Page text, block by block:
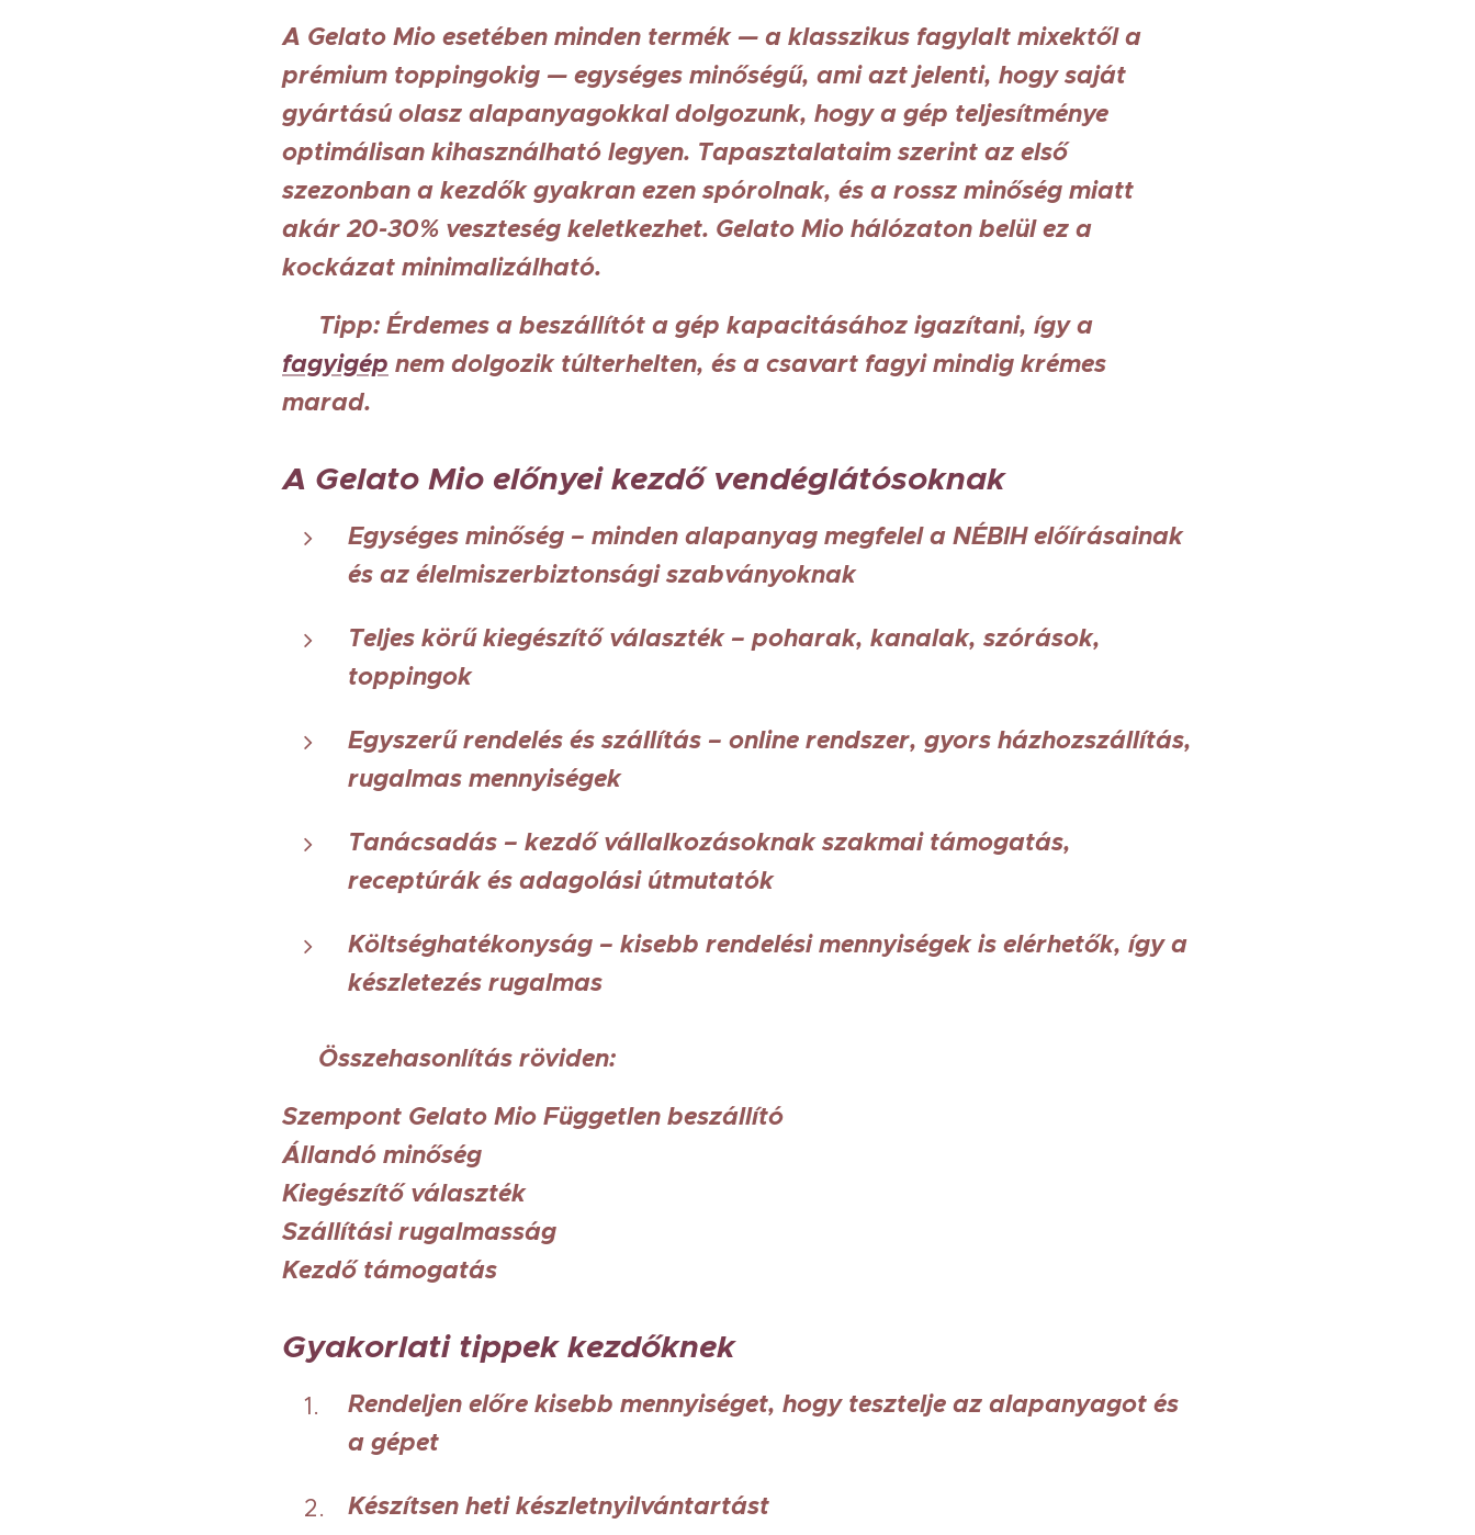
A Gelato Mio esetében minden termék — a klasszikus fagylalt mixektől a
prémium toppingokig — egységes minőségű, ami azt jelenti, hogy saját
gyártású olasz alapanyagokkal dolgozunk, hogy a gép teljesítménye
optimálisan kihasználható legyen. Tapasztalataim szerint az első
szezonban a kezdők gyakran ezen spórolnak, és a rossz minőség miatt
akár 20-30% veszteség keletkezhet. Gelato Mio hálózaton belül ez a
kockázat minimalizálható.
💡 Tipp: Érdemes a beszállítót a gép kapacitásához igazítani, így a
fagyigép nem dolgozik túlterhelten, és a csavart fagyi mindig krémes
marad.
A Gelato Mio előnyei kezdő vendéglátósoknak
Egységes minőség – minden alapanyag megfelel a NÉBIH előírásainak
és az élelmiszerbiztonsági szabványoknak
Teljes körű kiegészítő választék – poharak, kanalak, szórások,
toppingok
Egyszerű rendelés és szállítás – online rendszer, gyors házhozszállítás,
rugalmas mennyiségek
Tanácsadás – kezdő vállalkozásoknak szakmai támogatás,
receptúrák és adagolási útmutatók
Költséghatékonyság – kisebb rendelési mennyiségek is elérhetők, így a
készletezés rugalmas
📊 Összehasonlítás röviden:
Szempont Gelato Mio Független beszállító
Állandó minőség ✅
Kiegészítő választék ✅
Szállítási rugalmasság ✅
Kezdő támogatás ✅
Gyakorlati tippek kezdőknek
Rendeljen előre kisebb mennyiséget, hogy tesztelje az alapanyagot és
a gépet
Készítsen heti készletnyilvántartást